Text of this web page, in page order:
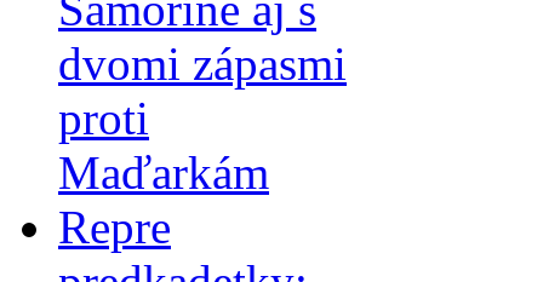
dvomi zápasmi
proti
Maďarkám
Repre